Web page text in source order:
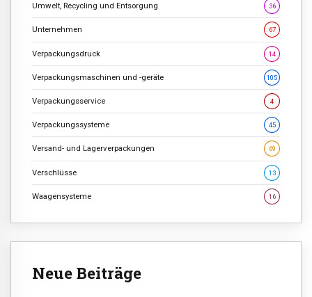
Umwelt, Recycling und Entsorgung 36
Unternehmen 67
Verpackungsdruck 14
Verpackungsmaschinen und -geräte 105
Verpackungsservice 4
Verpackungssysteme 45
Versand- und Lagerverpackungen 69
Verschlüsse 13
Waagensysteme 16
Neue Beiträge